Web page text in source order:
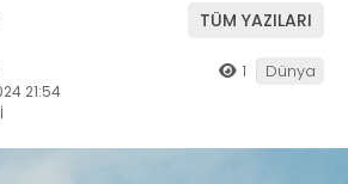
TÜM YAZILARI
21:54
1 Dünya